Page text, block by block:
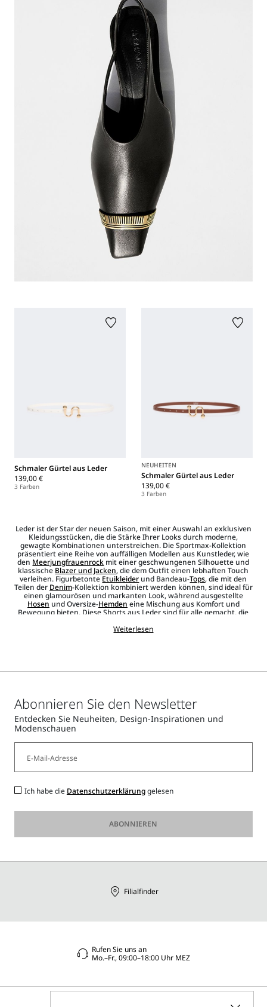
Schmaler Gürtel aus Leder
139,00 €
3 Farben
NEUHEITEN
Schmaler Gürtel aus Leder
139,00 €
3 Farben
Leder ist der Star der neuen Saison, mit einer Auswahl an exklusiven
Kleidungsstücken, die die Stärke Ihrer Looks durch moderne,
gewagte Kombinationen unterstreichen. Die Sportmax-Kollektion
präsentiert eine Reihe von auffälligen Modellen aus Kunstleder, wie
den Meerjungfrauenrock mit einer geschwungenen Silhouette und
klassische Blazer und Jacken, die dem Outfit einen lebhaften Touch
verleihen. Figurbetonte Etuikleider und Bandeau-Tops, die mit den
Teilen der Denim-Kollektion kombiniert werden können, sind ideal für
einen glamourösen und markanten Look, während ausgestellte
Hosen und Oversize-Hemden eine Mischung aus Komfort und
Bewegung bieten. Diese Shorts aus Leder sind für alle gemacht, die
dürfen Stiefel und der wasserabweisende
dieser Linie kombiniert werden können und einen lässig-schicken
Weiterlesen
Abonnieren Sie den Newsletter
Entdecken Sie Neuheiten, Design-Inspirationen und
Modenschauen
Ich habe die Datenschutzerklärunggelesen
ABONNIEREN
Filialfinder
Rufen Sie uns an
Mo.–Fr., 09:00–18:00 Uhr MEZ